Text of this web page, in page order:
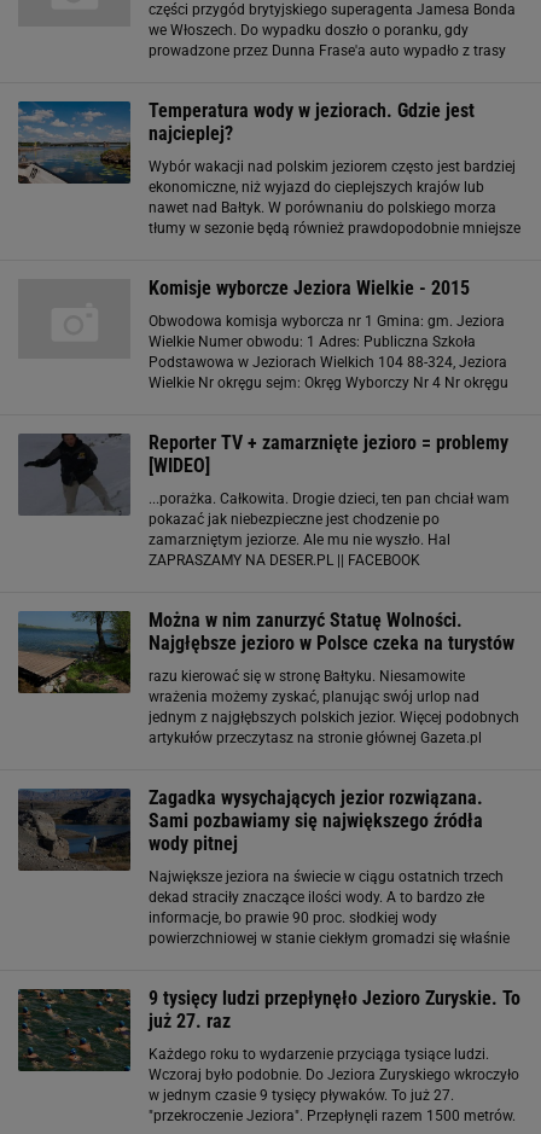
części przygód brytyjskiego superagenta Jamesa Bonda
we Włoszech. Do wypadku doszło o poranku, gdy
prowadzone przez Dunna Frase'a auto wypadło z trasy
Temperatura wody w jeziorach. Gdzie jest
najcieplej?
Wybór wakacji nad polskim jeziorem często jest bardziej
ekonomiczne, niż wyjazd do cieplejszych krajów lub
nawet nad Bałtyk. W porównaniu do polskiego morza
tłumy w sezonie będą również prawdopodobnie mniejsze
Komisje wyborcze Jeziora Wielkie - 2015
Obwodowa komisja wyborcza nr 1 Gmina: gm. Jeziora
Wielkie Numer obwodu: 1 Adres: Publiczna Szkoła
Podstawowa w Jeziorach Wielkich 104 88-324, Jeziora
Wielkie Nr okręgu sejm: Okręg Wyborczy Nr 4 Nr okręgu
Reporter TV + zamarznięte jezioro = problemy
[WIDEO]
...porażka. Całkowita. Drogie dzieci, ten pan chciał wam
pokazać jak niebezpieczne jest chodzenie po
zamarzniętym jeziorze. Ale mu nie wyszło. Hal
ZAPRASZAMY NA DESER.PL || FACEBOOK
Można w nim zanurzyć Statuę Wolności.
Najgłębsze jezioro w Polsce czeka na turystów
razu kierować się w stronę Bałtyku. Niesamowite
wrażenia możemy zyskać, planując swój urlop nad
jednym z najgłębszych polskich jezior. Więcej podobnych
artykułów przeczytasz na stronie głównej Gazeta.pl
Zagadka wysychających jezior rozwiązana.
Sami pozbawiamy się największego źródła
wody pitnej
Największe jeziora na świecie w ciągu ostatnich trzech
dekad straciły znaczące ilości wody. A to bardzo złe
informacje, bo prawie 90 proc. słodkiej wody
powierzchniowej w stanie ciekłym gromadzi się właśnie
9 tysięcy ludzi przepłynęło Jezioro Zuryskie. To
już 27. raz
Każdego roku to wydarzenie przyciąga tysiące ludzi.
Wczoraj było podobnie. Do Jeziora Zuryskiego wkroczyło
w jednym czasie 9 tysięcy pływaków. To już 27.
"przekroczenie Jeziora". Przepłynęli razem 1500 metrów.